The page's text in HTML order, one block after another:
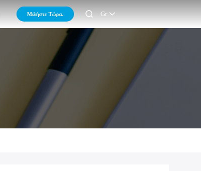
Μιλήστε Τώρα.  Gr